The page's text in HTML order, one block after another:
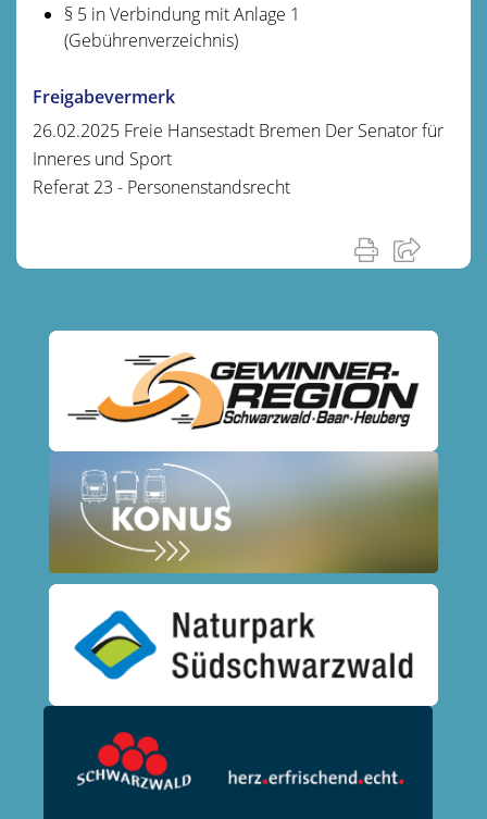
§ 5 in Verbindung mitAnlage 1
(Gebührenverzeichnis)
Freigabevermerk
26.02.2025 Freie Hansestadt Bremen Der Senator für
Inneres und Sport
Referat 23 - Personenstandsrecht